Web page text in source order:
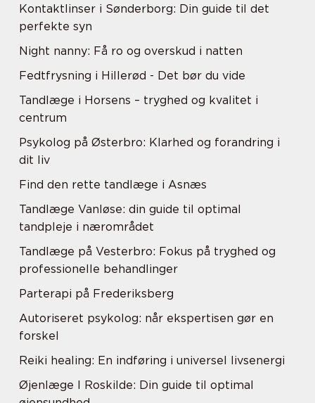
Kontaktlinser i Sønderborg: Din guide til det
perfekte syn
Night nanny: Få ro og overskud i natten
Fedtfrysning i Hillerød - Det bør du vide
Tandlæge i Horsens – tryghed og kvalitet i
centrum
Psykolog på Østerbro: Klarhed og forandring i
dit liv
Find den rette tandlæge i Asnæs
Tandlæge Vanløse: din guide til optimal
tandpleje i nærområdet
Tandlæge på Vesterbro: Fokus på tryghed og
professionelle behandlinger
Parterapi på Frederiksberg
Autoriseret psykolog: når ekspertisen gør en
forskel
Reiki healing: En indføring i universel livsenergi
Øjenlæge I Roskilde: Din guide til optimal